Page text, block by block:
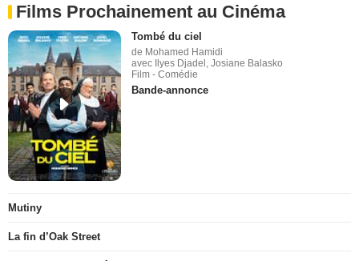
Films Prochainement au Cinéma
Tombé du ciel
de Mohamed Hamidi
avec Ilyes Djadel, Josiane Balasko
Film - Comédie
Bande-annonce
Mutiny
La fin d’Oak Street